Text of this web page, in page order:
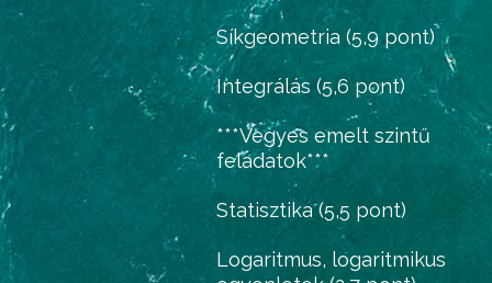
Síkgeometria (5,9 pont)
Integrálás (5,6 pont)
***Vegyes emelt szintű
feladatok***
Statisztika (5,5 pont)
Logaritmus, logaritmikus